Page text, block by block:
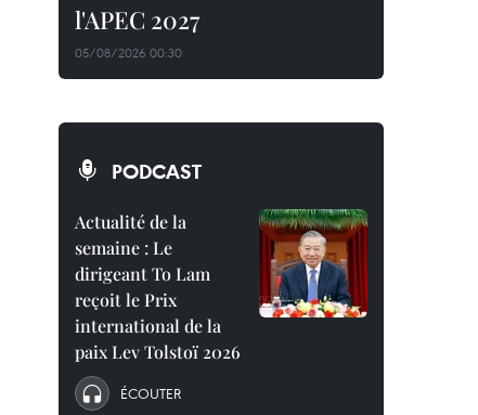
l'APEC 2027
05/08/2026 00:30
PODCAST
Actualité de la
semaine : Le
dirigeant To Lam
reçoit le Prix
international de la
paix Lev Tolstoï 2026
ÉCOUTER